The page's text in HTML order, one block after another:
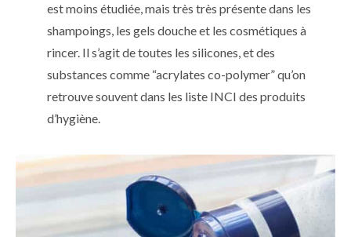
est moins étudiée, mais très très présente dans les
shampoings, les gels douche et les cosmétiques à
rincer. Il s’agit de toutes les silicones, et des
substances comme “acrylates co-polymer” qu’on
retrouve souvent dans les liste INCI des produits
d’hygiène.